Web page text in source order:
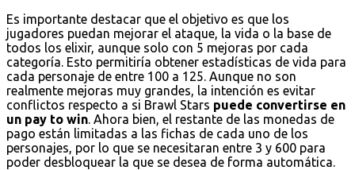
Es importante destacar que el objetivo es que los
jugadores puedan mejorar el ataque, la vida o la base de
todos los elixir, aunque solo con 5 mejoras por cada
categoría. Esto permitiría obtener estadísticas de vida para
cada personaje de entre 100 a 125. Aunque no son
realmente mejoras muy grandes, la intención es evitar
conflictos respecto a si Brawl Stars puede convertirse en
un pay to win . Ahora bien, el restante de las monedas de
pago están limitadas a las fichas de cada uno de los
personajes, por lo que se necesitaran entre 3 y 600 para
poder desbloquear la que se desea de forma automática.